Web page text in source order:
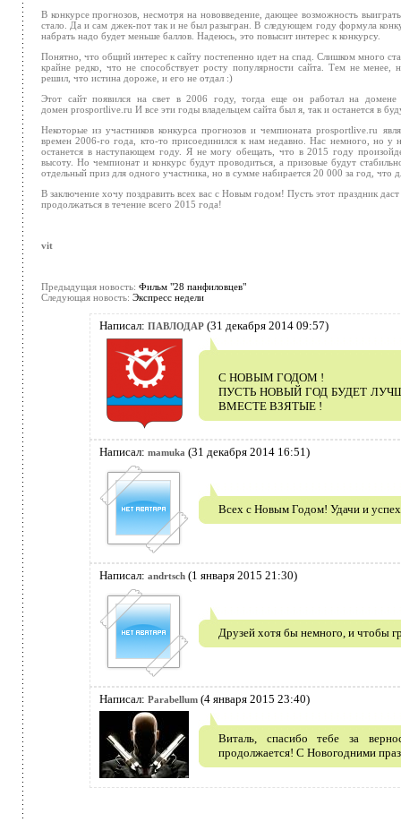
В конкурсе прогнозов, несмотря на нововведение, дающее возможность
стало. Да и сам джек-пот так и не был разыгран. В следующем году формула
набрать надо будет меньше баллов. Надеюсь, это повысит интерес к конкурсу.
Понятно, что общий интерес к сайту постепенно идет на спад. Слишком много
крайне редко, что не способствует росту популярности сайта. Тем не
решил, что истина дороже, и его не отдал :)
Этот сайт появился на свет в 2006 году, тогда еще он работал на
домен prosportlive.ru И все эти годы владельцем сайта был я, так и останется в
Некоторые из участников конкурса прогнозов и чемпионата prosportlive.ru
времен 2006-го года, кто-то присоединился к нам недавно. Нас немного, но
останется в наступающем году. Я не могу обещать, что в 2015 году
высоту. Но чемпионат и конкурс будут проводиться, а призовые будут
отдельный приз для одного участника, но в сумме набирается 20 000 за год,
В заключение хочу поздравить всех вас с Новым годом! Пусть этот праздник
продолжаться в течение всего 2015 года!
vit
Предыдущая новость: Фильм "28 панфиловцев"
Следующая новость: Экспресс недели
Написал: ПАВЛОДАР (31 декабря 2014 09:57)
С НОВЫМ ГОДОМ !
ПУСТЬ НОВЫЙ ГОД БУДЕТ
ВМЕСТЕ ВЗЯТЫЕ !
Написал: mamuka (31 декабря 2014 16:51)
Всех с Новым Годом! Удачи и
Написал: andrtsch (1 января 2015 21:30)
Друзей хотя бы немного, и чтобы
Написал: Parabellum (4 января 2015 23:40)
Виталь, спасибо тебе за
продолжается! С Новогодними